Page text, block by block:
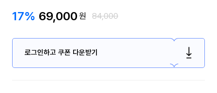
17% 69,000원 84,000
로그인하고 쿠폰 다운받기